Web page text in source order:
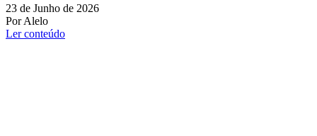
23 de Junho de 2026
Por Alelo
Ler conteúdo